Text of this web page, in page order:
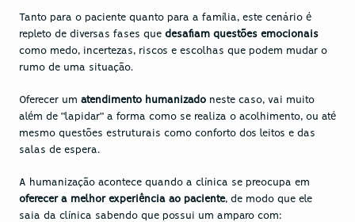
Tanto para o paciente quanto para a família, este cenário é
repleto de diversas fases que desafiam questões emocionais
como medo, incertezas, riscos e escolhas que podem mudar o
rumo de uma situação.
Oferecer um atendimento humanizado neste caso, vai muito
além de “lapidar” a forma como se realiza o acolhimento, ou até
mesmo questões estruturais como conforto dos leitos e das
salas de espera.
oferecer a melhor experiência ao paciente, de modo que ele
saia da clínica sabendo que possui um amparo com: